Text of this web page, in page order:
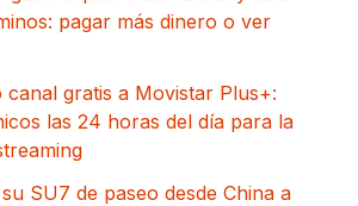
pagar más dinero o ver
canal gratis a Movistar Plus+:
las 24 horas del día para la
SU7 de paseo desde China a